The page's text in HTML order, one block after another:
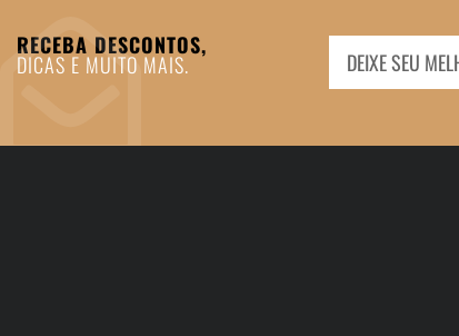
RECEBA DESCONTOS,
DICAS E MUITO MAIS.